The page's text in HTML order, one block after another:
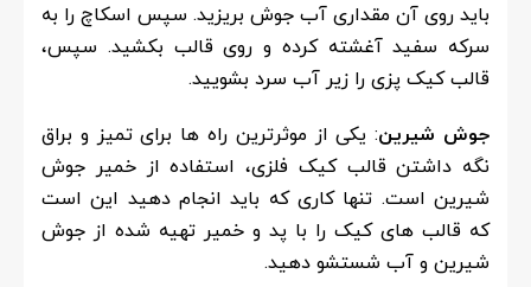
باید روی آن مقداری آب جوش بریزید. سپس اسکاچ را به
سرکه سفید آغشته کرده و روی قالب بکشید. سپس،
قالب کیک پزی را زیر آب سرد بشویید.
جوش شیرین: یکی از موثرترین راه ها برای تمیز و براق
نگه داشتن قالب کیک فلزی، استفاده از خمیر جوش
شیرین است. تنها کاری که باید انجام دهید این است
که قالب های کیک را با پد و خمیر تهیه شده از جوش
شیرین و آب شستشو دهید.